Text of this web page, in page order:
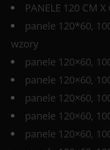
PANELE 120 CM X
panele 120*60,
wzory
panele 120×60,
panele 120×60,
panele 120×60,
panele 120×60,
panele 120×60,